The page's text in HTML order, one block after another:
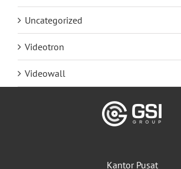
Uncategorized
Videotron
Videowall
Kantor Pusat